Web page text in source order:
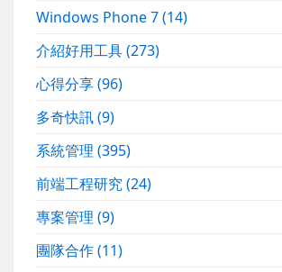
Windows Phone 7(14)
介紹好用工具(273)
心得分享(96)
多奇快訊(9)
系統管理(395)
前端工程研究(24)
專案管理(9)
團隊合作(11)